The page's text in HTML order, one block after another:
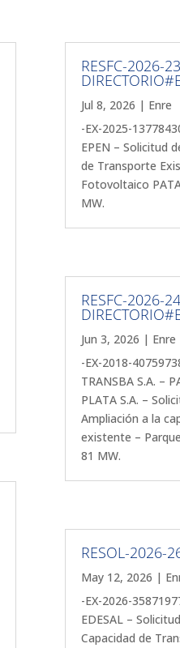
RESFC-2026-
Jul 8, 2026 | Enre
-EX-2025-
EPEN – Solicitud
de Transporte
Fotovoltaico
MW.
RESFC-2026-
Jun 3, 2026 | Enre
-EX-2018-
TRANSBA S.A. –
PLATA S.A. –
Ampliación a la
existente –
81 MW.
RESOL-2026-
May 12, 2026 |
-EX-2026-
EDESAL –
Capacidad de